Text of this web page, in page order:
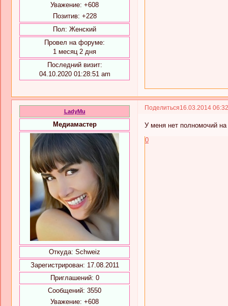
Уважение: +608
Позитив: +228
Пол: Женский
Провел на форуме:
1 месяц 2 дня
Последний визит:
04.10.2020 01:28:51 am
Поделиться16.03.2014
LadyMu
Медиамастер
Откуда: Schweiz
Зарегистрирован: 17.08.2011
Приглашений: 0
Сообщений: 3550
Уважение: +608
У меня нет полномочий
0